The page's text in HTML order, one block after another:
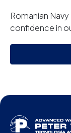
Romanian
confidence in